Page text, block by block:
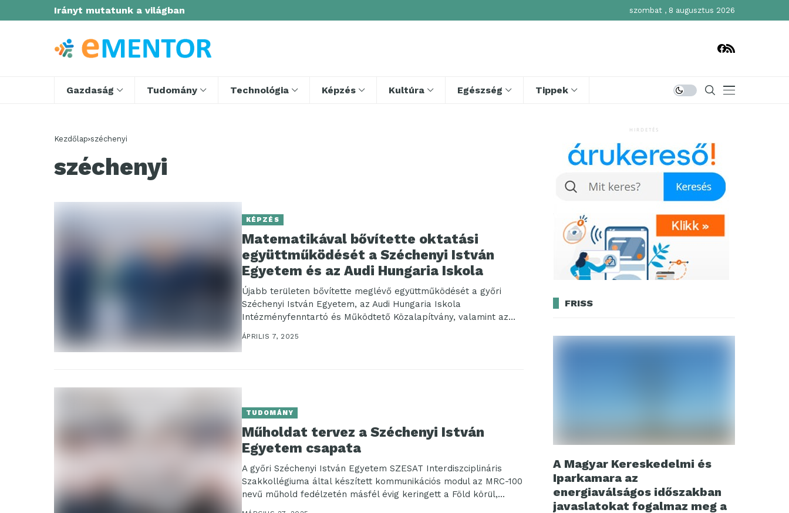
Irányt mutatunk a világban szombat , 8 augusztus 2026
Gazdaság Tudomány Technológia Képzés Kultúra Egészség Tippek
Kezdőlap széchenyi
széchenyi
KÉPZÉS
Matematikával bővítette oktatási
együttműködését a Széchenyi István
Egyetem és az Audi Hungaria Iskola
Újabb területen bővítette meglévő együttműködését a győri
Széchenyi István Egyetem, az Audi Hungaria Iskola
Intézményfenntartó és Működtető Közalapítvány, valamint az
ÁPRILIS 7, 2025
TUDOMÁNY
Műholdat tervez a Széchenyi István
Egyetem csapata
A győri Széchenyi István Egyetem SZESAT Interdiszciplináris
Szakkollégiuma által készített kommunikációs modul az MRC-100
nevű műhold fedélzetén másfél évig keringett a Föld körül,...
HIRDETÉS
FRISS
A Magyar Kereskedelmi és
Iparkamara az
energiaválságos időszakban
javaslatokat fogalmaz meg a